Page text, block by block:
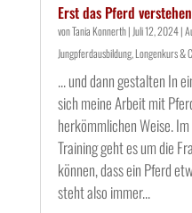
Erst das Pferd verstehen
vonTania Konnerth| Juli 12, 2024|
Jungpferdausbildung,Longenkurs &
... und dann gestalten In
sich meine Arbeit mit
herkömmlichen Weise.
Training geht es um die
können, dass ein Pferd
steht also immer...